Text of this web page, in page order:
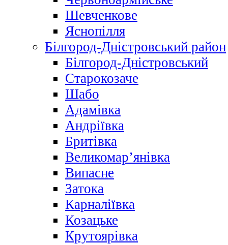
Шевченкове
Яснопілля
Білгород-Дністровський район
Білгород-Дністровський
Старокозаче
Шабо
Адамівка
Андріївка
Бритівка
Великомар’янівка
Випасне
Затока
Карналіївка
Козацьке
Крутоярівка